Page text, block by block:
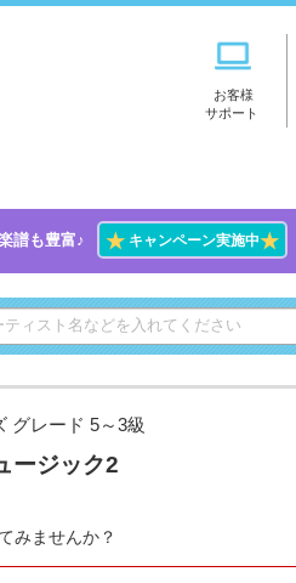
お客様
サポート
譜も豊富♪ ★キャンペーン実施中★
グレード 5～3級
ージック2
みませんか？